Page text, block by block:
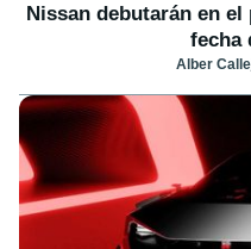
Nissan debutarán en
fecha
Alber